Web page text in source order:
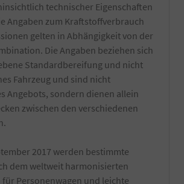
technischer Eigenschaften
Angaben zum Kraftstoffverbrauch
gelten in Abhängigkeit von der
Die Angaben beziehen sich
Standardbereifung und nicht
Fahrzeug und sind nicht
Angebots, sondern dienen allein
zwischen den verschiedenen
2017 werden bestimmte
dem weltweit harmonisierten
Personenwagen und leichte